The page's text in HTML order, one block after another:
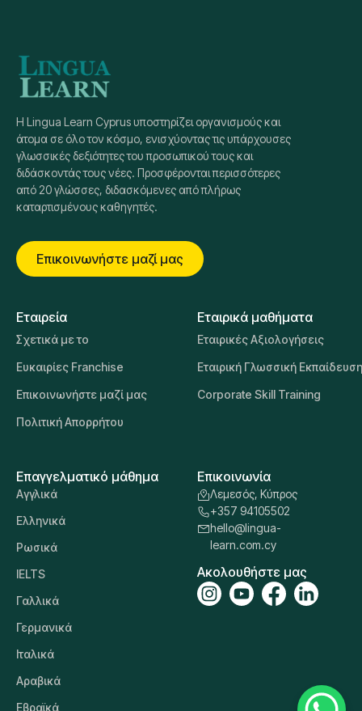
Η Lingua Learn Cyprus υποστηρίζει οργανισμούς και
άτομα σε όλο τον κόσμο, ενισχύοντας τις υπάρχουσες
γλωσσικές δεξιότητες του προσωπικού τους και
διδάσκοντάς τους νέες. Προσφέρονται περισσότερες
από 20 γλώσσες, διδασκόμενες από πλήρως
καταρτισμένους καθηγητές.
Επικοινωνήστε μαζί μας
Εταιρεία
Σχετικά με το
Ευκαιρίες Franchise
Επικοινωνήστε μαζί μας
Πολιτική Απορρήτου
Εταιρικά μαθήματα
Εταιρικές Αξιολογήσεις
Εταιρική Γλωσσική Εκπαίδευση
Corporate Skill Training
Επαγγελματικό μάθημα
Αγγλικά
Ελληνικά
Ρωσικά
IELTS
Γαλλικά
Γερμανικά
Ιταλικά
Αραβικά
Εβραϊκά
Επικοινωνία
Λεμεσός, Κύπρος
+357 94105502
hello@lingua-
learn.com.cy
Ακολουθήστε μας